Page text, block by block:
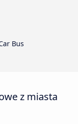
Bus
z miasta